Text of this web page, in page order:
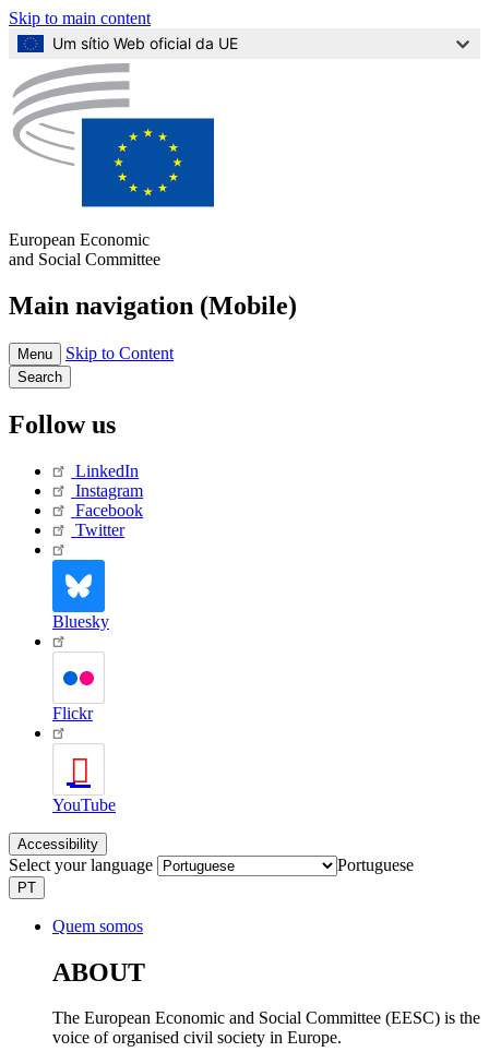
Skip to main content
Um sítio Web oficial da UE
European Economic
and Social Committee
Main navigation (Mobile)
Menu Skip to Content
Search
Follow us
LinkedIn
Instagram
Facebook
Twitter
Bluesky
Flickr
YouTube
Accessibility
Select your language Portuguese
PT
Quem somos
ABOUT
The European Economic and Social Committee (EESC) is the
voice of organised civil society in Europe.